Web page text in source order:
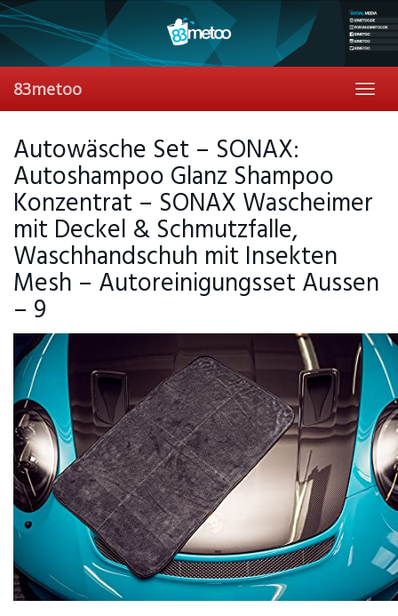
Skip
to
content
83metoo
Autowäsche Set – SONAX:
Autoshampoo Glanz Shampoo
Konzentrat – SONAX Wascheimer
mit Deckel & Schmutzfalle,
Waschhandschuh mit Insekten
Mesh – Autoreinigungsset Aussen
– 9